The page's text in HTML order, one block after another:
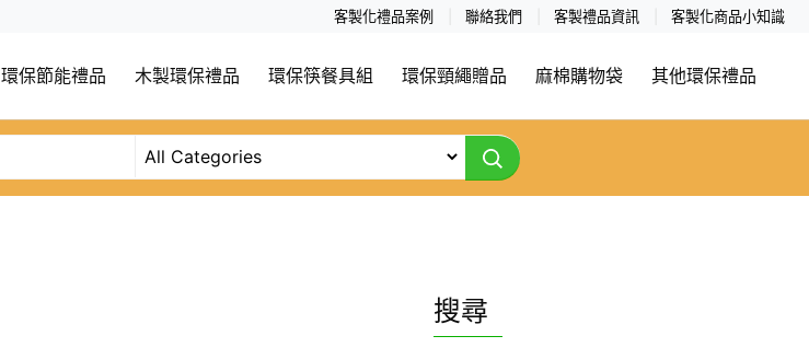
客製化禮品案例 聯絡我們 客製禮品資訊 客製化商品小知識
環保節能禮品 木製環保禮品 環保筷餐具組 環保頸繩贈品 麻棉購物袋 其他環保禮品
搜尋